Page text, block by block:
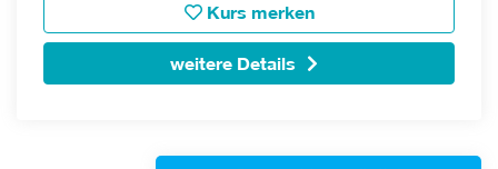
Kurs merken
weitere Details